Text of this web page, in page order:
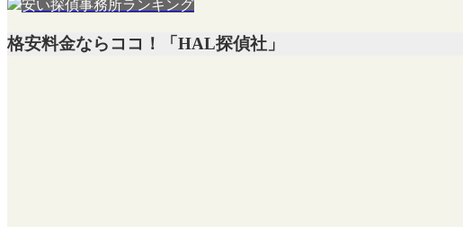
安い探偵事務所ランキング
格安料金ならココ！「HAL探偵社」